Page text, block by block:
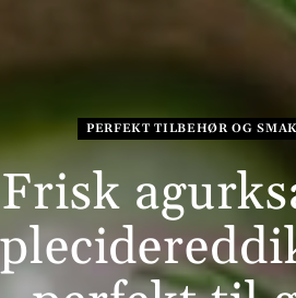
PERFEKT TILBEHØR OG
Frisk